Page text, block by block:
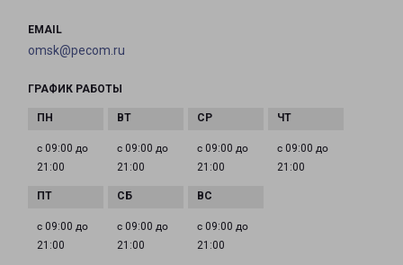
EMAIL
omsk@pecom.ru
ГРАФИК РАБОТЫ
с 09:00 до
21:00
с 09:00 до
21:00
с 09:00 до
21:00
с 09:00 до
21:00
с 09:00 до
21:00
с 09:00 до
21:00
с 09:00 до
21:00